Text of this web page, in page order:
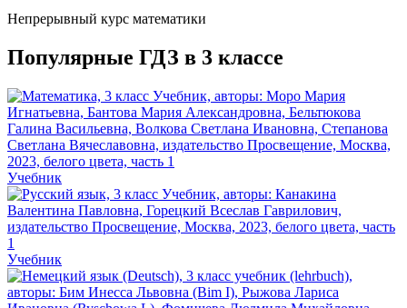
Непрерывный курс математики
Популярные ГДЗ в 3 классе
Учебник
Учебник